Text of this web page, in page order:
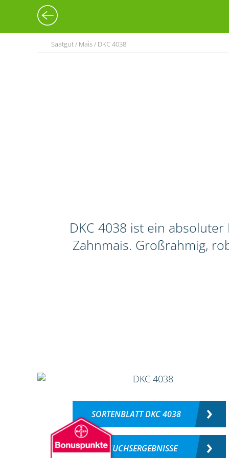
Saatgut / Mais / DKC 4038
DKC 4038 ist ein
Zahnmais. Großrahmig,
SORTENBLATT DKC 4038
VERSUCHSERGEBNISSE